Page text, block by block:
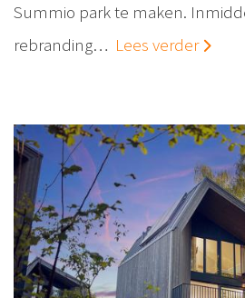
Summio park te maken.
rebranding… Lees verder